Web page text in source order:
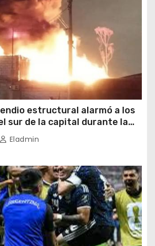
estructural alarmó a los
sur de la capital durante la
15 de julio de 2026
Eladmin